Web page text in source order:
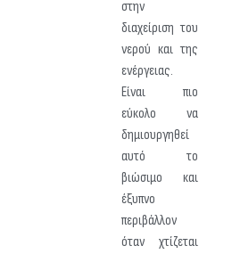
στην
διαχείριση του
νερού και της
ενέργειας.
Είναι πιο
εύκολο να
δημιουργηθεί
αυτό το
βιώσιμο και
έξυπνο
περιβάλλον
όταν χτίζεται